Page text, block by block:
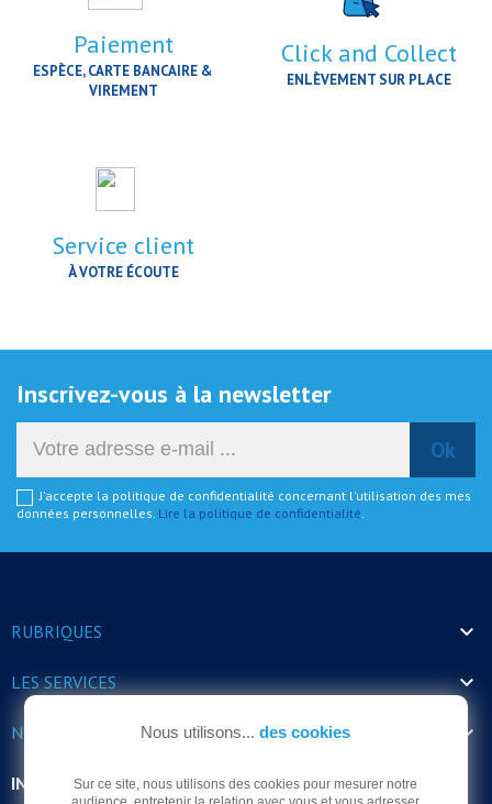
Paiement
ESPÈCE, CARTE BANCAIRE &
VIREMENT
Click and Collect
ENLÈVEMENT SUR PLACE
Service client
À VOTRE ÉCOUTE
Inscrivez-vous à la newsletter
J'accepte la politique de confidentialité concernant l'utilisation des mes
données personnelles. Lire la politique de confidentialité
RUBRIQUES 
LES SERVICES 
NOS HORAIRES 
INFORMATIONS
Nous utilisons... des cookies
Sur ce site, nous utilisons des cookies pour mesurer notre